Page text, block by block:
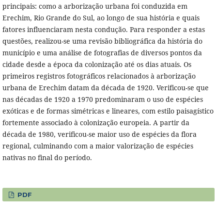
principais: como a arborização urbana foi conduzida em
Erechim, Rio Grande do Sul, ao longo de sua história e quais
fatores influenciaram nesta condução. Para responder a estas
questões, realizou-se uma revisão bibliográfica da história do
município e uma análise de fotografias de diversos pontos da
cidade desde a época da colonização até os dias atuais. Os
primeiros registros fotográficos relacionados à arborização
urbana de Erechim datam da década de 1920. Verificou-se que
nas décadas de 1920 a 1970 predominaram o uso de espécies
exóticas e de formas simétricas e lineares, com estilo paisagístico
fortemente associado à colonização europeia. A partir da
década de 1980, verificou-se maior uso de espécies da flora
regional, culminando com a maior valorização de espécies
nativas no final do período.
PDF